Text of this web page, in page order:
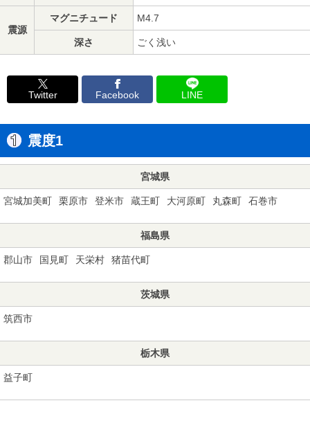
震源
マグニチュード M4.7
深さ ごく浅い
Twitter Facebook LINE
震度1
宮城県
宮城加美町 栗原市 登米市 蔵王町 大河原町 丸森町 石巻市
福島県
郡山市 国見町 天栄村 猪苗代町
茨城県
筑西市
栃木県
益子町